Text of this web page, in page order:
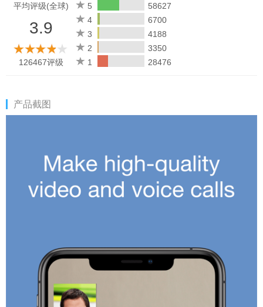
平均评级(全球)
3.9
126467评级
5
58627
4
6700
3
4188
2
3350
1
28476
产品截图